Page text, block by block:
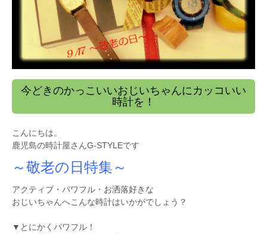
今どきのかっこいいおじいちゃんにカッコいい
時計を！
こんにちは。
鹿児島の時計屋さんG-STYLEです
～敬老の日特集～
アクティブ・パワフル・お洒落好きな
おじいちゃんへこんな時計はいかがでしょう？
▼とにかくパワフル！